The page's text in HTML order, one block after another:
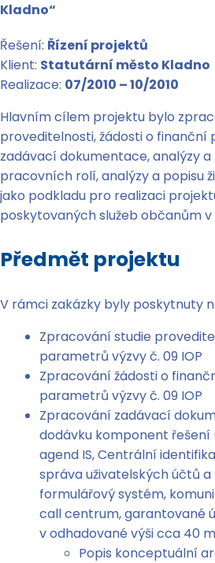
Kladno“
Řešení: Řízení projektů
Klient: Statutární město Kladno
Realizace: 07/2010 – 10/2010
Hlavním cílem projektu bylo
proveditelnosti, žádosti o finanční
zadávací dokumentace, analýzy a
pracovních rolí, analýzy a popisu
jako podkladu pro realizaci
poskytovaných služeb občanům v
Předmět projektu
V rámci zakázky byly poskytnuty
Zpracování studie
parametrů výzvy č. 09 IOP
Zpracování žádosti o
parametrů výzvy č. 09 IOP
Zpracování zadávací
dodávku komponent
agend IS, Centrální
správa uživatelských účtů
formulářový systém,
call centrum, garantované
v odhadované výši cca 40
Popis konceptuální